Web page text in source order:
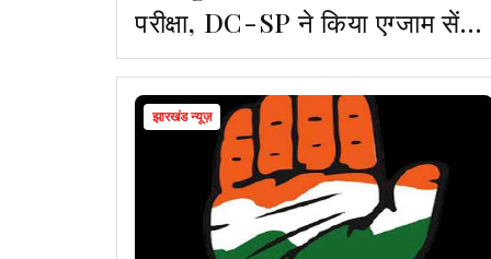
परीक्षा, DC-SP ने किया एग्जाम सेंटर
का किया निरीक्षण
झारखंड न्यूज़